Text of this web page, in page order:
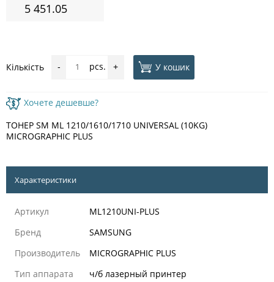
5 451.05
Кількість - pcs. + У кошик
Хочете дешевше?
ТОНЕР SM ML 1210/1610/1710 UNIVERSAL (10KG)
MICROGRAPHIC PLUS
Характеристики
Артикул
ML1210UNI-PLUS
Бренд
SAMSUNG
Производитель
MICROGRAPHIC PLUS
Тип аппарата
ч/б лазерный принтер